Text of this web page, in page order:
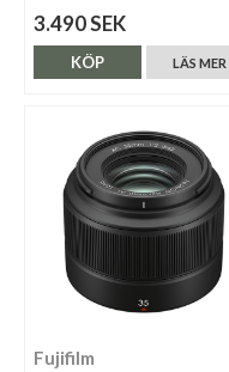
3.490 SEK
LÄS MER
KÖP
Fujifilm